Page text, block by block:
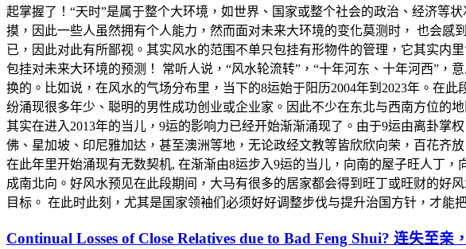
起掌握了！“天时”是属于整个大环境，如世界、国家或整个社会的政治、经济等
摸，因此一些人虽然拥有个人能力，然而面对未来大环境的变化莫测时， 也会
已，因此对此有所鄙视。其实风水的范围不单只包挂有形物件的管理，它其实内
包挂对未来大环境的预测！ 常听人说，“风水轮流转”，“十年河东、十年河西”
换的。比如说，在风水的气场分布里，当下的8运始于阳历2004年到2023年。在
纷涌现很多年少、聪明的男性成功创业或企业家。因此不少在东北与西南方位的
其实在进入2013年的当儿，9运的影响力已经开始渐渐涌现了。由于9运由离卦
佛、星加坡、印尼雅加达，甚至澳洲等地，无论政经文教等皆欣欣向荣，百花齐
在此年里开始涌现有无数契机, 在渐渐由8运步入9运的当儿，向南的屋子旺人丁
成南北向。好风水预见在此段期间，大马有很多的居家都会得到旺丁或旺财的好
目标。 在此时此刻，尤其是国家领袖们必须好好调整步伐与提升治国方针，才
Continual Losses of Close Relatives due to Bad Feng Shui? 连失至亲